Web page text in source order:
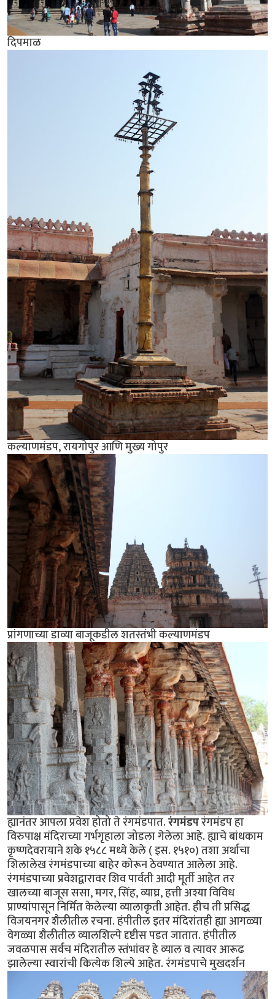
दिपमाळ
कल्याणमंडप, रायगोपुर आणि मुख्य गोपुर
प्रांगणाच्या डाव्या बाजूकडील शतस्तंभी कल्याणमंडप
ह्यानंतर आपला प्रवेश होतो ते रंगमंडपात.रंगमंडपरंगमंडप हा
विरुपाक्ष मंदिराच्या गर्भगृहाला जोडला गेलेला आहे. ह्याचे बांधकाम
कृष्णदेवरायाने शके १५८८ मध्ये केले ( इस. १५१०) तशा अर्थाचा
शिलालेख रंगमंडपाच्या बाहेर कोरून ठेवण्यात आलेला आहे.
रंगमंडपाच्या प्रवेशद्वारावर शिव पार्वती आदी मूर्ती आहेत तर
खालच्या बाजूस ससा, मगर, सिंह, व्याघ्र, हत्ती अश्या विविध
प्राण्यांपासून निर्मित केलेल्या व्यालाकृती आहेत. हीच ती प्रसिद्ध
विजयनगर शैलीतील रचना. हंपीतील इतर मंदिरांतही ह्या आगळ्या
वेगळ्या शैलीतील व्यालशिल्पे दृष्टीस पडत जातात. हंपीतील
जवळपास सर्वच मंदिरातील स्तंभांवर हे व्याल व त्यावर आरूढ
झालेल्या स्वारांची कित्येक शिल्पे आहेत. रंगमंडपाचे मुखदर्शन